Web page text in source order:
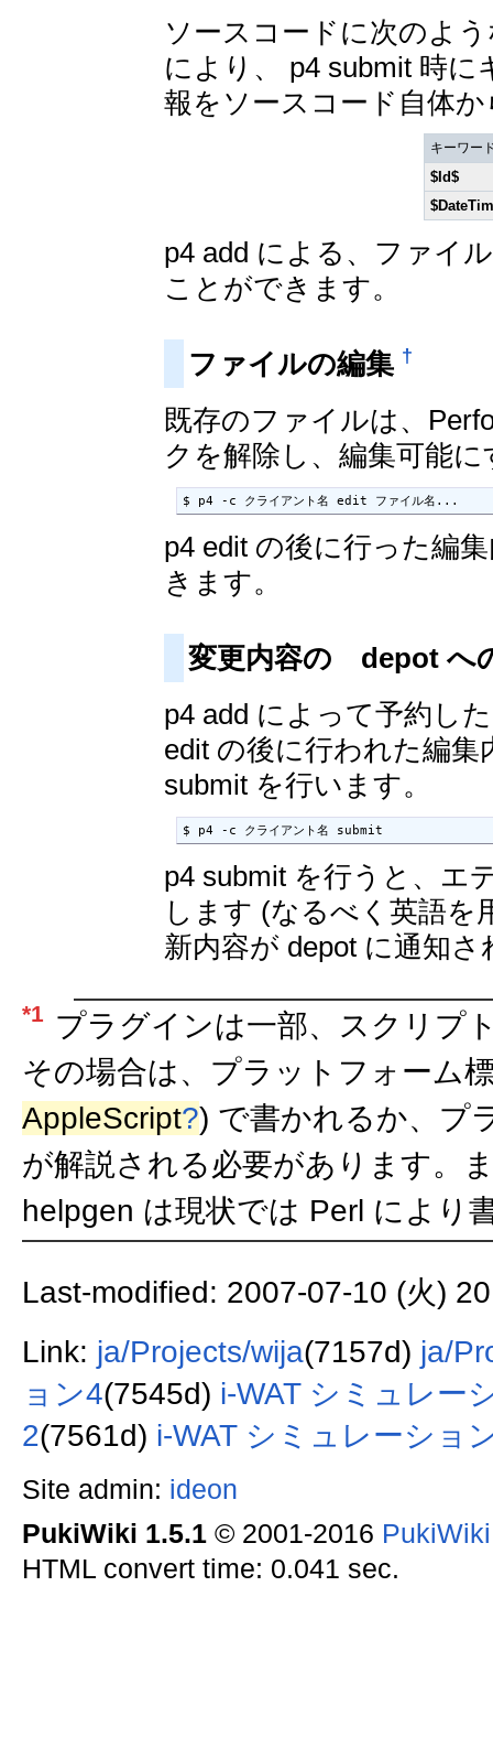
ソースコードに次のよ
により、 p4 submit 時
報をソースコード自体
キーワー
$Id$
$Date
p4 add による、ファイ
ことができます。
ファイルの編集 †
既存のファイルは、
クを解除し、編集可能
$ p4 -c クライアント名 edit ファイル名...
p4 edit の後に行った編
きます。
変更内容の depot へ
p4 add によって予約し
edit の後に行われた編
submit を行います。
$ p4 -c クライアント名 submit
p4 submit を行うと、エ
します (なるべく英語を
新内容が depot に通知さ
*1 プラグインは一部、スクリプ
その場合は、プラットフォーム
AppleScript?) で書かれるか、プ
が解説される必要があります。
helpgen は現状では Perl により
Last-modified: 2007-07-10 (火)
Link: ja/Projects/wija(7157d) ja/
ョン4(7545d) i-WAT シミュレー
2(7561d) i-WAT シミュレーショ
Site admin: ideon
PukiWiki 1.5.1© 2001-2016
HTML convert time: 0.041 sec.